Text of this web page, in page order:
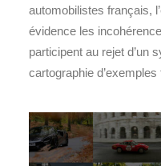
automobilistes français,
évidence les
participent au rejet d’un
cartographie